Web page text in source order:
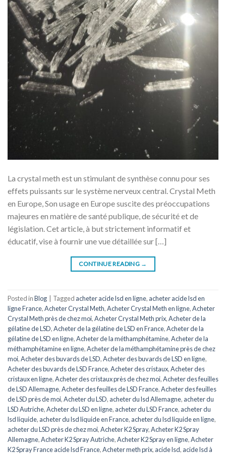
La crystal meth est un stimulant de synthèse connu pour ses
effets puissants sur le système nerveux central. Crystal Meth
en Europe, Son usage en Europe suscite des préoccupations
majeures en matière de santé publique, de sécurité et de
législation. Cet article, à but strictement informatif et
éducatif, vise à fournir une vue détaillée sur […]
CONTINUE READING →
Posted inBlog Tagged acheter acide lsd en ligne, acheter acide lsd en
ligne France,Acheter Crystal Meth,Acheter Crystal Meth en ligne,Acheter
Crystal Meth près de chez moi,Acheter Crystal Meth prix,Acheter de la
gélatine de LSD,Acheter de la gélatine de LSD en France,Acheter de la
gélatine de LSD en ligne,Acheter de la méthamphétamine,Acheter de la
méthamphétamine en ligne,Acheter de la méthamphétamine près de chez
moi,Acheter des buvards de LSD,Acheter des buvards de LSD en ligne,
Acheter des buvards de LSD France,Acheter des cristaux,Acheter des
cristaux en ligne,Acheter des cristaux près de chez moi,Acheter des feuilles
de LSD Allemagne,Acheter des feuilles de LSD France,Acheter des feuilles
de LSD près de moi,Acheter du LSD, acheter du lsd Allemagne, acheter du
LSD Autriche,Acheter du LSD en ligne, acheter du LSD France, acheter du
lsd liquide, acheter du lsd liquide en France, acheter du lsd liquide en ligne,
acheter du LSD près de chez moi,Acheter K2 Spray,Acheter K2 Spray
Allemagne,Acheter K2 Spray Autriche,Acheter K2 Spray en ligne,Acheter
K2 Spray France acide lsd France,Acheter meth prix, acide lsd, acide lsd à